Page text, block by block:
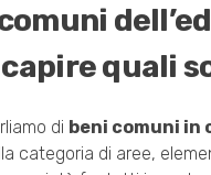
quali
di beni comuni in
categoria di aree,